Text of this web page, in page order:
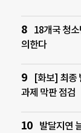
18개국 청
의한다
[화보] 최종
과제 막판 점검
발달지연